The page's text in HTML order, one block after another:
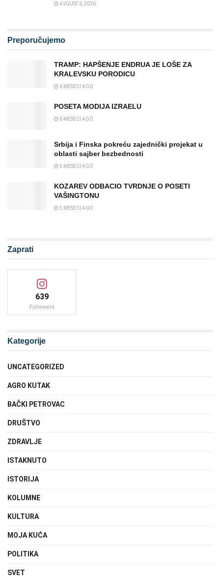
AVGUST 6, 2026
Preporučujemo
TRAMP: HAPŠENJE ENDRUA JE LOŠE ZA
KRALEVSKU PORODICU
6 MESECI AGO
POSETA MODIJA IZRAELU
6 MESECI AGO
Srbija i Finska pokreću zajednički projekat u
oblasti sajber bezbednosti
5 MESECI AGO
KOZAREV ODBACIO TVRDNJE O POSETI
VAŠINGTONU
5 MESECI AGO
Zaprati
639
Followers
Kategorije
UNCATEGORIZED
AGRO KUTAK
BAČKI PETROVAC
DRUŠTVO
ZDRAVLJE
ISTAKNUTO
ISTORIJA
KOLUMNE
KULTURA
MOJA KUĆA
POLITIKA
SVET